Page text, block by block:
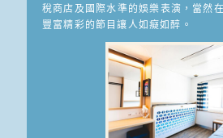
稅商店及國際水準的娛樂表演，當然
豐富精彩的節目讓人如癡如醉。